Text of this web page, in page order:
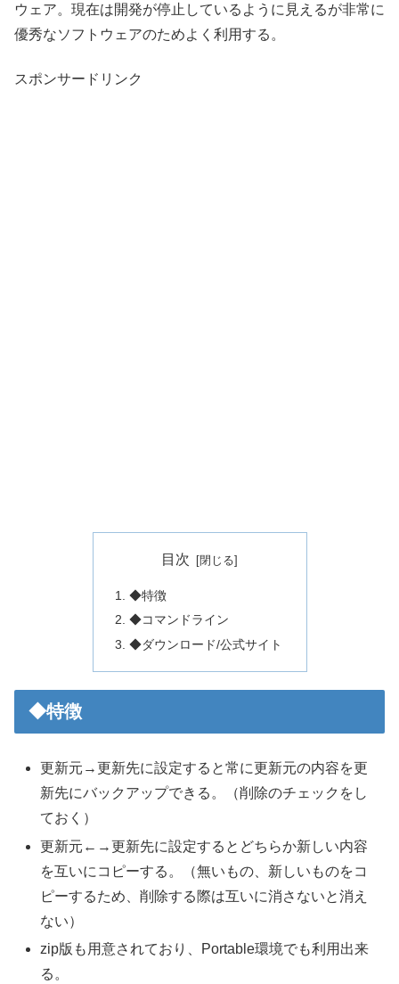
ウェア。現在は開発が停止しているように見えるが非常に
優秀なソフトウェアのためよく利用する。
スポンサードリンク
目次
◆特徴
◆コマンドライン
◆ダウンロード/公式サイト
◆特徴
更新元→更新先に設定すると常に更新元の内容を更
新先にバックアップできる。（削除のチェックをし
ておく）
更新元←→更新先に設定するとどちらか新しい内容
を互いにコピーする。（無いもの、新しいものをコ
ピーするため、削除する際は互いに消さないと消え
ない）
zip版も用意されており、Portable環境でも利用出来
る。